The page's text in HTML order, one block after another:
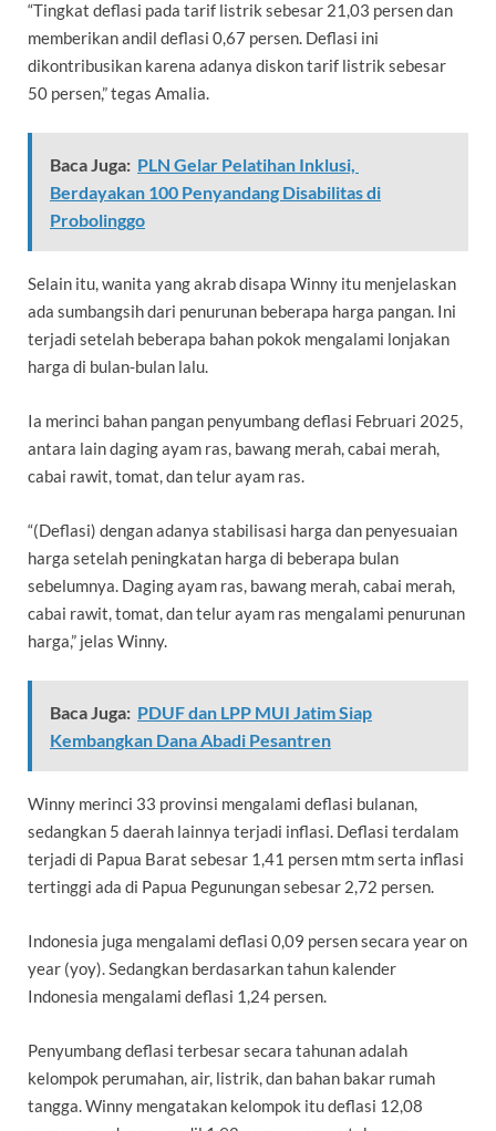
“Tingkat deflasi pada tarif listrik sebesar 21,03 persen dan
memberikan andil deflasi 0,67 persen. Deflasi ini
dikontribusikan karena adanya diskon tarif listrik sebesar
50 persen,” tegas Amalia.
Baca Juga: PLN Gelar Pelatihan Inklusi,
Berdayakan 100 Penyandang Disabilitas di
Probolinggo
Selain itu, wanita yang akrab disapa Winny itu menjelaskan
ada sumbangsih dari penurunan beberapa harga pangan. Ini
terjadi setelah beberapa bahan pokok mengalami lonjakan
harga di bulan-bulan lalu.
Ia merinci bahan pangan penyumbang deflasi Februari 2025,
antara lain daging ayam ras, bawang merah, cabai merah,
cabai rawit, tomat, dan telur ayam ras.
“(Deflasi) dengan adanya stabilisasi harga dan penyesuaian
harga setelah peningkatan harga di beberapa bulan
sebelumnya. Daging ayam ras, bawang merah, cabai merah,
cabai rawit, tomat, dan telur ayam ras mengalami penurunan
harga,” jelas Winny.
Baca Juga: PDUF dan LPP MUI Jatim Siap
Kembangkan Dana Abadi Pesantren
Winny merinci 33 provinsi mengalami deflasi bulanan,
sedangkan 5 daerah lainnya terjadi inflasi. Deflasi terdalam
terjadi di Papua Barat sebesar 1,41 persen mtm serta inflasi
tertinggi ada di Papua Pegunungan sebesar 2,72 persen.
Indonesia juga mengalami deflasi 0,09 persen secara year on
year (yoy). Sedangkan berdasarkan tahun kalender
Indonesia mengalami deflasi 1,24 persen.
Penyumbang deflasi terbesar secara tahunan adalah
kelompok perumahan, air, listrik, dan bahan bakar rumah
tangga. Winny mengatakan kelompok itu deflasi 12,08